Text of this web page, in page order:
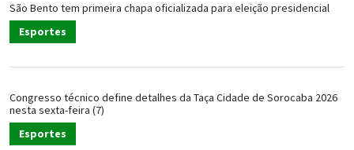
São Bento tem primeira chapa oficializada para eleição presidencial
Esportes
Congresso técnico define detalhes da Taça Cidade de Sorocaba 2026
nesta sexta-feira (7)
Esportes